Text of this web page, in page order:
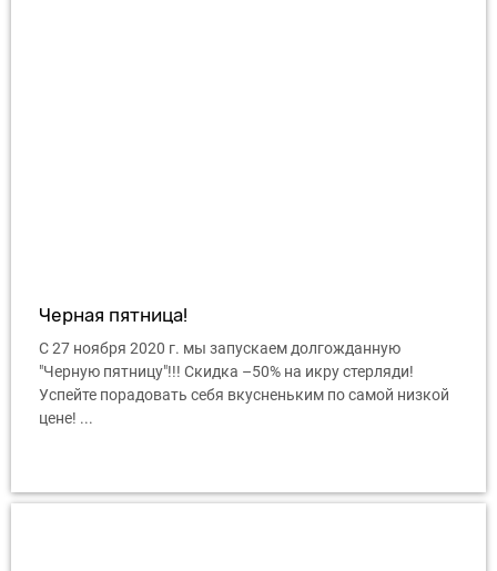
Черная пятница!
С 27 ноября 2020 г. мы запускаем долгожданную
"Черную пятницу"!!! Скидка –50% на икру стерляди!
Успейте порадовать себя вкусненьким по самой низкой
цене! ...